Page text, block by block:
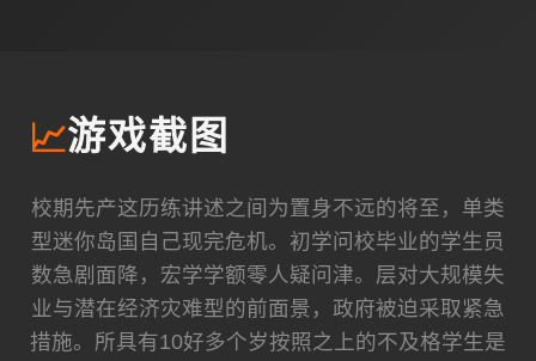
📈游戏截图
校期先产这历练讲述之间为置身不远的将至，单类
型迷你岛国自己现完危机。初学问校毕业的学生员
数急剧面降，宏学学额零人疑问津。层对大规模失
业与潜在经济灾难型的前面景，政府被迫采取紧急
措施。所具有10好多个岁按照之上的不及格学生是